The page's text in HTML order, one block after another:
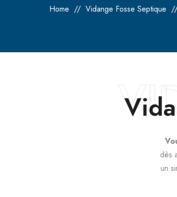
Home // Vidange Fosse Septique
dès
un